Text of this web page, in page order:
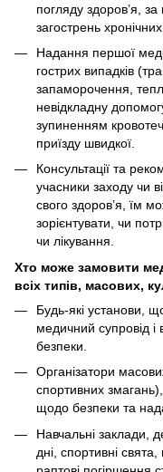
погляду здоров’я,
загострень хронічних
Надання першої
гострих випадків
запаморочення,
невідкладну
зупиненням
приїзду швидкої.
Консультації та
учасники заходу чи
свого здоров’я, їм
зорієнтувати, чи
чи лікування.
Хто може замовити
всіх типів, масових,
Будь-які установи,
медичний супровід і
безпеки.
Організатори
спортивних
щодо безпеки та
Навчальні заклади,
дні, спортивні